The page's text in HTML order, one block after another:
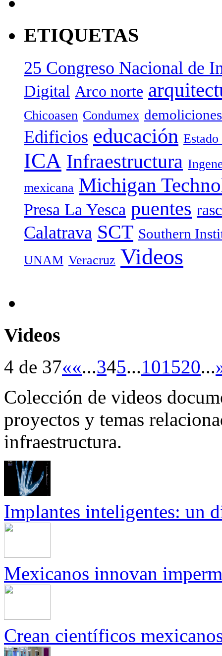
ETIQUETAS
25 Congreso Nacional de
Digital Arco norte
Chicoasen Condumex demoliciones
Edificios educación
ICA Infraestructura
mexicana Michigan
Presa La Yesca puentes
Calatrava SCT Southern
UNAM Veracruz Videos
Videos
4 de 37««...345...101520...
Colección de videos
proyectos y temas
infraestructura.
Implantes inteligentes: un
Mexicanos innovan
Crean científicos